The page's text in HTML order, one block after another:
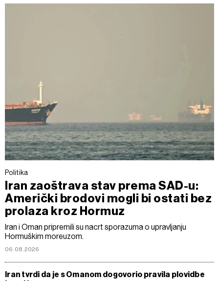
Politika
Iran zaoštrava stav prema SAD-u:
Američki brodovi mogli bi ostati bez
prolaza kroz Hormuz
Iran i Oman pripremili su nacrt sporazuma o upravljanju
Hormuškim moreuzom.
06.08.2026
Iran tvrdi da je s Omanom dogovorio pravila plovidbe